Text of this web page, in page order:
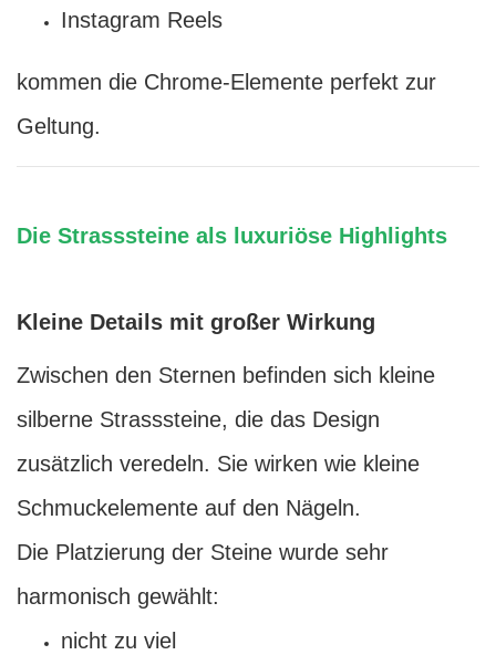
Instagram Reels
kommen die Chrome-Elemente perfekt zur
Geltung.
Die Strasssteine als luxuriöse Highlights
Kleine Details mit großer Wirkung
Zwischen den Sternen befinden sich kleine
silberne Strasssteine, die das Design
zusätzlich veredeln. Sie wirken wie kleine
Schmuckelemente auf den Nägeln.
Die Platzierung der Steine wurde sehr
harmonisch gewählt:
nicht zu viel